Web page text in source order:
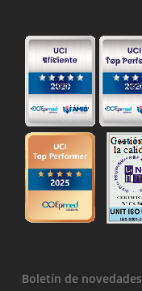
Boletín de novedades